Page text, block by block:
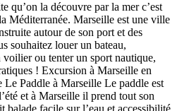
qu’on la découvre par la mer c’est
Méditerranée. Marseille est une ville
autour de son port et des
souhaitez louer un bateau,
ou tenter un sport nautique,
! Excursion à Marseille en
Le Paddle à Marseille Le paddle est
et à Marseille il prend tout son